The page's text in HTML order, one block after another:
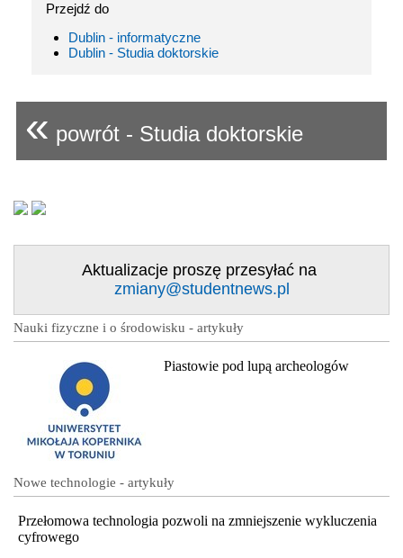
Przejdź do
Dublin - informatyczne
Dublin - Studia doktorskie
« powrót - Studia doktorskie
Aktualizacje proszę przesyłać na
zmiany@studentnews.pl
Nauki fizyczne i o środowisku - artykuły
Piastowie pod lupą archeologów
Nowe technologie - artykuły
Przełomowa technologia pozwoli na zmniejszenie wykluczenia
cyfrowego